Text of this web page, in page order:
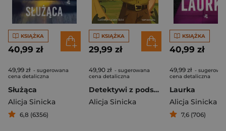
KSIĄŻKA
40,99 zł
49,99 zł - sugerowana
cena detaliczna
Służąca
Alicja Sinicka
6,8 (6356)
KSIĄŻKA
29,99 zł
49,90 zł - sugerowana
cena detaliczna
Detektywi z podstawówki. Tajemnica druha Bączka
Alicja Sinicka
KSIĄŻKA
40,99 zł
49,99 zł -
cena detaliczna
Laurka
Alicja Sinicka
7,6 (706)